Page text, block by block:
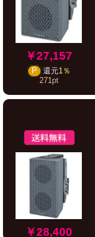
￥27,157
P 還元1％
271 pt
￥28,400